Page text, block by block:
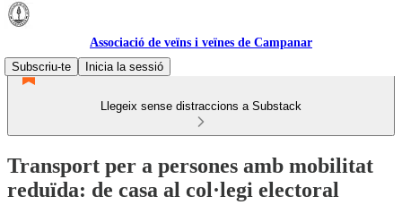
Associació de veïns i veïnes de Campanar
Subscriu-te
Inicia la sessió
Llegeix sense distraccions a Substack
Transport per a persones amb mobilitat
reduïda: de casa al col·legi electoral